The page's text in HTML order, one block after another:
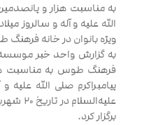
به مناسبت هزار و
الله علیه و آله و سالروز
ویژه بانوان در خانه
به گزارش واحد خبر
فرهنگ طوس به مناسبت
پیامبراکرم صلی الله علیه
برگزار کرد.